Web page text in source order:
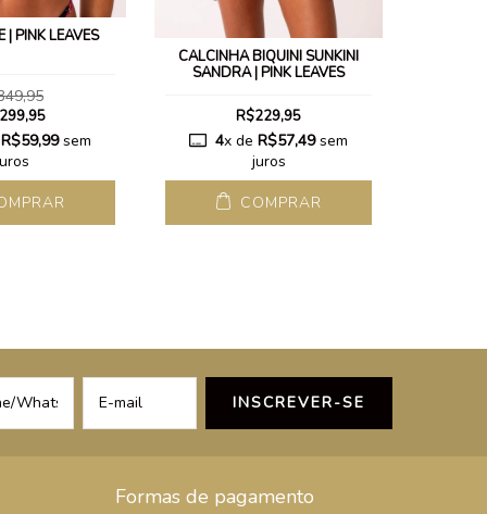
| PINK LEAVES
R$59,99sem
CALCINHA BIQUINI SUNKINI
SANDRA | PINK LEAVES
R$229,95
4x deR$57,49sem
juros
COMPRAR
Formas de pagamento